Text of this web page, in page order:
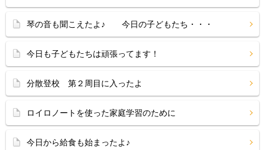
琴の音も聞こえたよ♪ 今日の子どもたち・・・
今日も子どもたちは頑張ってます！
分散登校 第２周目に入ったよ
ロイロノートを使った家庭学習のために
今日から給食も始まったよ♪